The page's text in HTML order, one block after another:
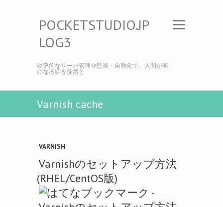
POCKETSTUDIO.JP
LOG3
効率的なサーバ管理や監視・自動化で、人間が楽
になる話を徒然と
Varnish cache
VARNISH
Varnishのセットアップ方法
(RHEL/CentOS版)